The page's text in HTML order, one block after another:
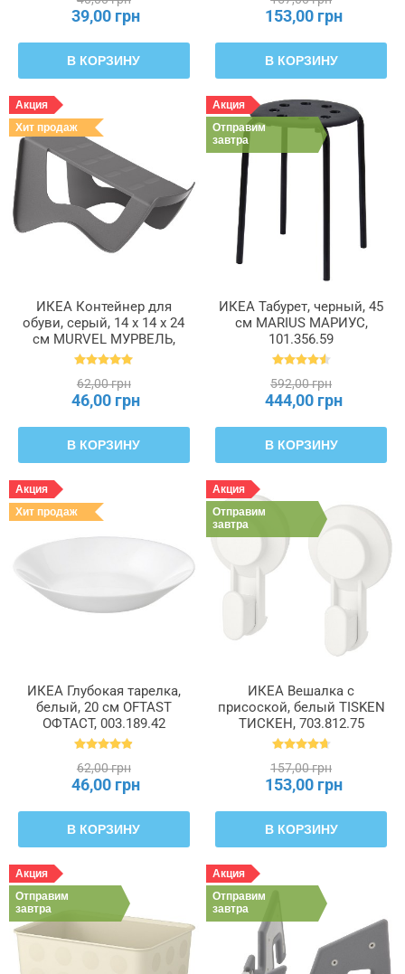
39,00 грн
В КОРЗИНУ
153,00 грн
В КОРЗИНУ
Акция
Хит продаж
ИКЕА Контейнер для
обуви, серый, 14 x 14 x 24
см MURVEL МУРВЕЛЬ,
204.348.32
62,00 грн
46,00 грн
В КОРЗИНУ
Акция
Отправим
завтра
ИКЕА Табурет, черный, 45
см MARIUS МАРИУС,
101.356.59
592,00 грн
444,00 грн
В КОРЗИНУ
Акция
Хит продаж
ИКЕА Глубокая тарелка,
белый, 20 см OFTAST
ОФТАСТ, 003.189.42
62,00 грн
46,00 грн
В КОРЗИНУ
Акция
Отправим
завтра
ИКЕА Вешалка с
присоской, белый TISKEN
ТИСКЕН, 703.812.75
157,00 грн
153,00 грн
В КОРЗИНУ
Акция
Отправим
завтра
Акция
Отправим
завтра